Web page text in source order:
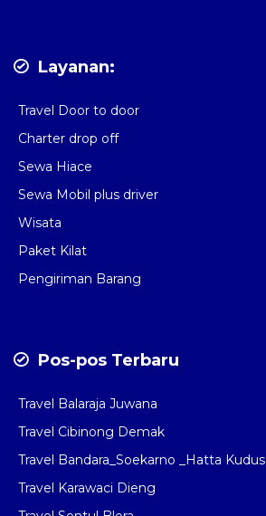
Layanan:
Travel Door to door
Charter drop off
Sewa Hiace
Sewa Mobil plus driver
Wisata
Paket Kilat
Pengiriman Barang
Pos-pos Terbaru
Travel Balaraja Juwana
Travel Cibinong Demak
Travel Bandara_Soekarno _Hatta Kudus
Travel Karawaci Dieng